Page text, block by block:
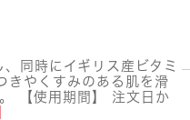
同時にイギリス産ビタミ
きやくすみのある肌を滑
【使用期間】 注文日か